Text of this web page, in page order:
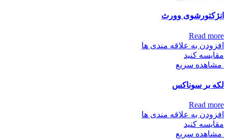
انژکتورشوی وورث
Read more
افزودن به علاقه مندی ها
مقایسه کنید
مشاهده سریع
لکه بر سوناکس
Read more
افزودن به علاقه مندی ها
مقایسه کنید
مشاهده سریع